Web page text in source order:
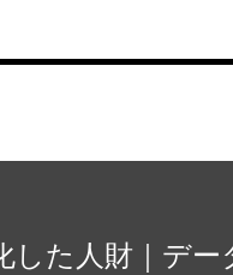
した人財｜デー